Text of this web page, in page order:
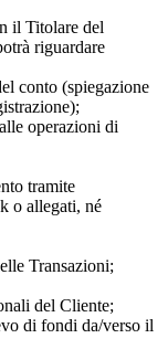
il Titolare del
riguardare
conto (spiegazione
operazioni di
tramite
o allegati, né
Transazioni;
del Cliente;
di fondi da/verso il